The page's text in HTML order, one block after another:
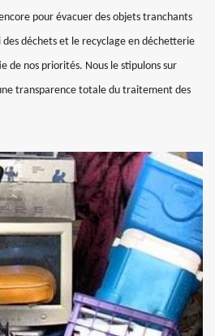
pour évacuer des objets tranchants
déchets et le recyclage en déchetterie
de nos priorités. Nous le stipulons sur
transparence totale du traitement des